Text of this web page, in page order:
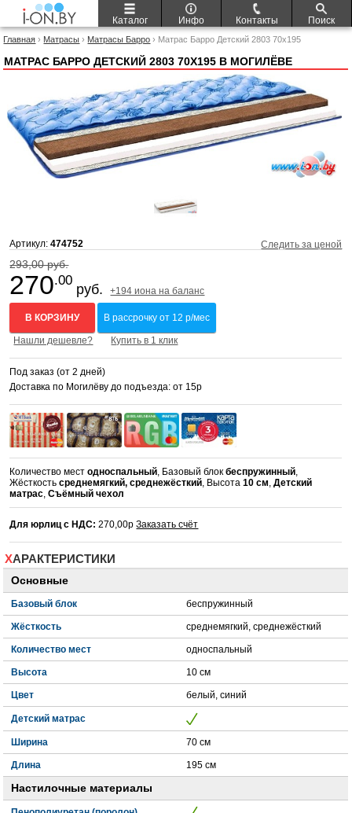
Каталог Инфо Контакты Поиск
Главная › Матрасы › Матрасы Барро › Матрас Барро Детский 2803 70x195
МАТРАС БАРРО ДЕТСКИЙ 2803 70X195 В МОГИЛЁВЕ
Артикул:474752 Следить за ценой
293,00 руб.
270.00
руб. +194 иона на баланс
В КОРЗИНУ В рассрочку от 12 р/мес
Нашли дешевле? Купить в 1 клик
Под заказ (от 2 дней)
Доставка по Могилёву до подъезда: от 15р
Количество местодноспальный , Базовый блокбеспружинный
Жёсткостьсреднемягкий, среднежёсткий , Высота10 см ,Детский
матрас ,Съёмный чехол
Для юрлиц с НДС: 270,00рЗаказать счёт
ХАРАКТЕРИСТИКИ
Основные
Базовый блок беспружинный
Жёсткость среднемягкий, среднежёсткий
Количество мест односпальный
Высота 10 см
Цвет белый, синий
Детский матрас
Ширина 70 см
Длина 195 см
Настилочные материалы